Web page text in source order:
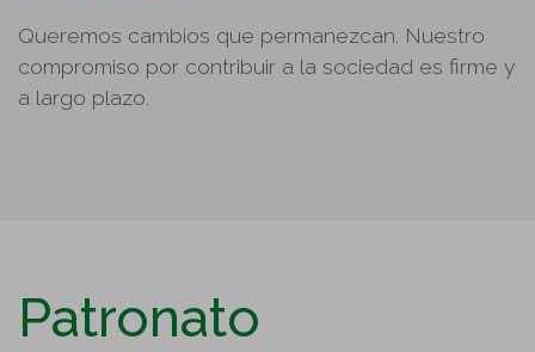
Queremos cambios que permanezcan. Nuestro
compromiso por contribuir a la sociedad es firme y
a largo plazo.
Patronato